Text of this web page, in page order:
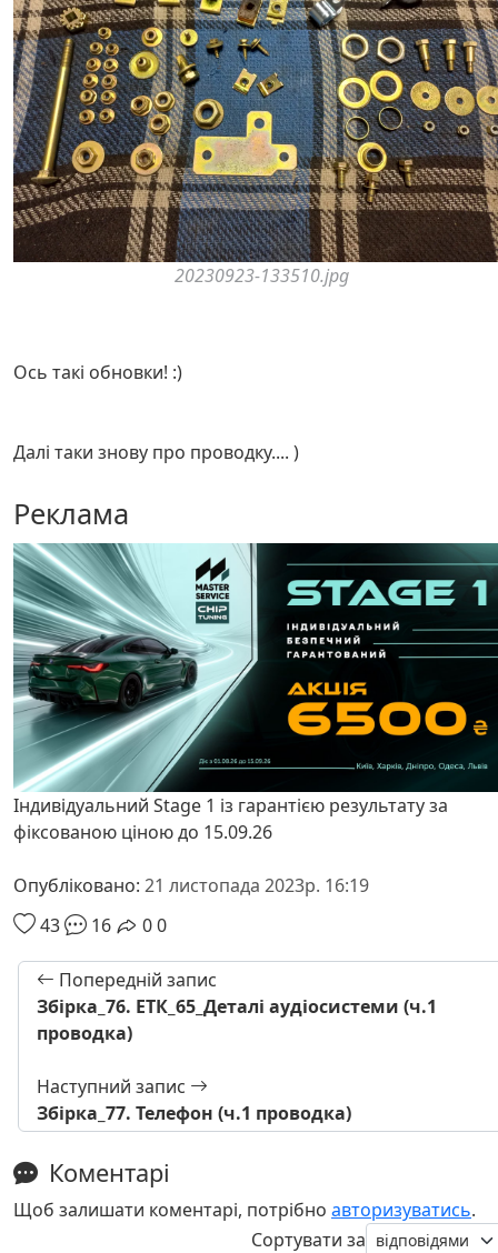
20230923-133510.jpg
Ось такі обновки! :)
Далі таки знову про проводку.... )
Реклама
Індивідуальний Stage 1 із гарантією результату за
фіксованою ціною до 15.09.26
Опубліковано: 21 листопада 2023р. 16:19
43
16 00
Попередній запис
Збірка_76. ЕТК_65_Деталі аудіосистеми (ч.1
проводка)
Наступний запис
Збірка_77. Телефон (ч.1 проводка)
Коментарі
Щоб залишати коментарі, потрібно авторизуватись.
Сортувати за